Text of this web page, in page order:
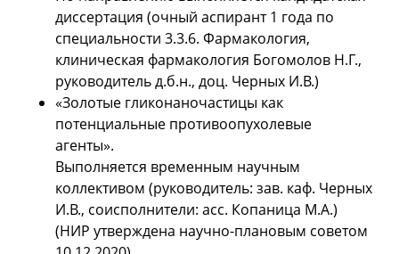
диссертация (очный аспирант 1 года по
специальности 3.3.6. Фармакология,
клиническая фармакология Богомолов Н.Г.,
руководитель д.б.н., доц. Черных И.В.)
«Золотые гликонаночастицы как
потенциальные противоопухолевые
агенты».
Выполняется временным научным
коллективом (руководитель: зав. каф. Черных
И.В., соисполнители: асс. Копаница М.А.)
(НИР утверждена научно-плановым советом